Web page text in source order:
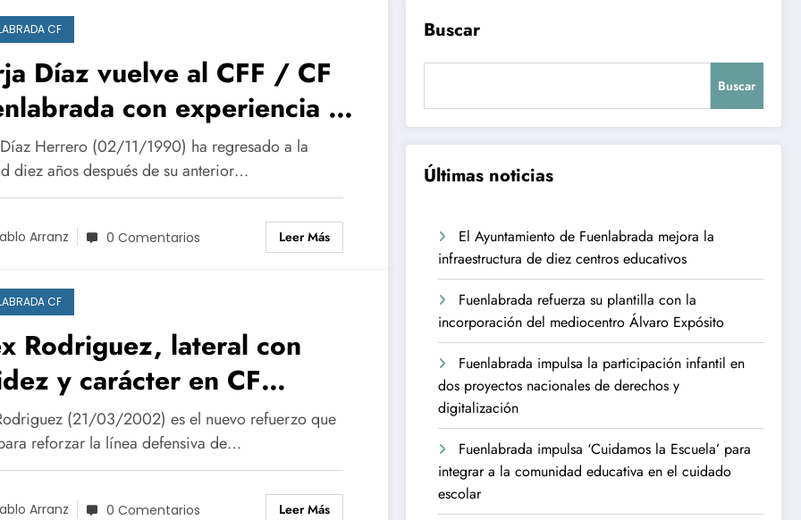
CF
Díaz vuelve al CFF / CF
con experiencia y
Herrero (02/11/1990) ha regresado a la
diez años después de su anterior…
Arranz 0 Comentarios Leer Más
CF
Rodriguez, lateral con
y carácter en CF
(21/03/2002) es el nuevo refuerzo que
reforzar la línea defensiva de…
Arranz 0 Comentarios Leer Más
Buscar
Buscar
Últimas noticias
El Ayuntamiento de Fuenlabrada mejora la
infraestructura de diez centros educativos
Fuenlabrada refuerza su plantilla con la
incorporación del mediocentro Álvaro Expósito
Fuenlabrada impulsa la participación infantil en
dos proyectos nacionales de derechos y
digitalización
Fuenlabrada impulsa ‘Cuidamos la Escuela’ para
integrar a la comunidad educativa en el cuidado
escolar